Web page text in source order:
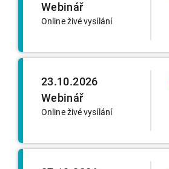
Webinář
Online živé vysílání
23.10.2026
Webinář
Online živé vysílání